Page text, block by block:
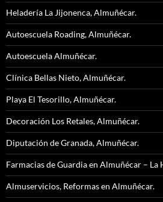
Heladería La Jijonenca, Almuñécar.
Autoescuela Roading, Almuñécar.
Autoescuela Almuñécar.
Clínica Bellas Nieto, Almuñécar.
Playa El Tesorillo, Almuñécar.
Decoración Los Retales, Almuñécar.
Diputación de Granada, Almuñécar.
Farmacias de Guardia en Almuñécar – La
Almuservicios, Reformas en Almuñécar.